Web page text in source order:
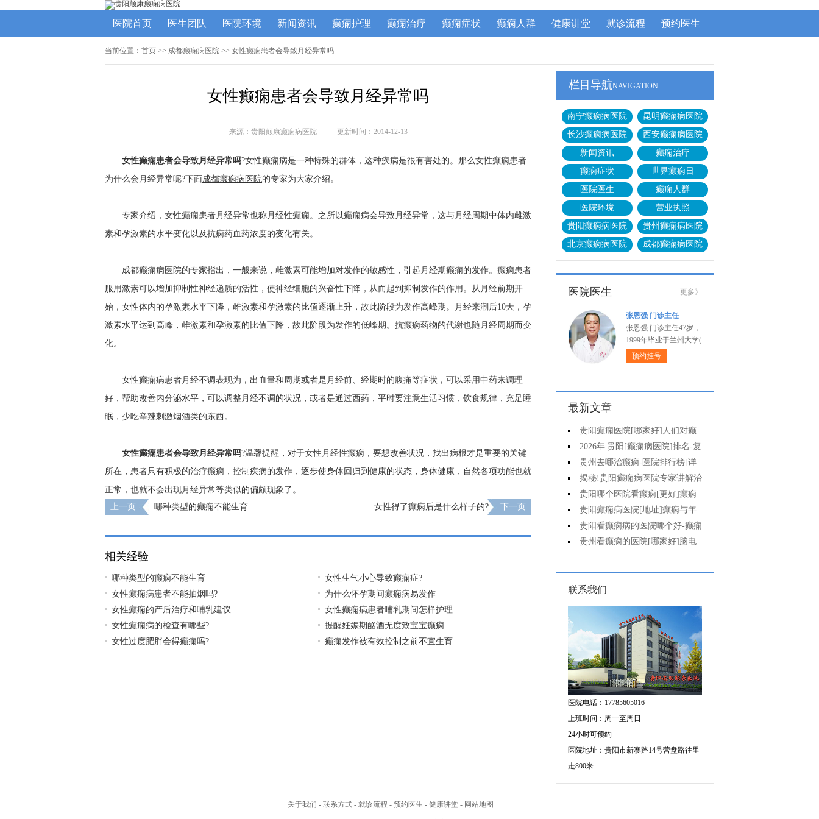
医院首页 医生团队 医院环境 新闻资讯 癫痫护理 癫痫治疗 癫痫症状 癫痫人群 健康讲堂 就诊流程 预约医生
当前位置： 首页 >> 成都癫痫病医院 >> 女性癫痫患者会导致月经异常吗
女性癫痫患者会导致月经异常吗
来源：贵阳颠康癫痫病医院 更新时间：2014-12-13
女性癫痫患者会导致月经异常吗?女性癫痫病是一种特殊的群体，这种疾病是很有害处的。那么女性癫痫患者
为什么会月经异常呢?下面成都癫痫病医院的专家为大家介绍。
专家介绍，女性癫痫患者月经异常也称月经性癫痫。之所以癫痫病会导致月经异常，这与月经周期中体内雌激
素和孕激素的水平变化以及抗痫药血药浓度的变化有关。
成都癫痫病医院的专家指出，一般来说，雌激素可能增加对发作的敏感性，引起月经期癫痫的发作。癫痫患者
服用激素可以增加抑制性神经递质的活性，使神经细胞的兴奋性下降，从而起到抑制发作的作用。从月经前期开
始，女性体内的孕激素水平下降，雌激素和孕激素的比值逐渐上升，故此阶段为发作高峰期。月经来潮后10天，孕
激素水平达到高峰，雌激素和孕激素的比值下降，故此阶段为发作的低峰期。抗癫痫药物的代谢也随月经周期而变
化。
女性癫痫病患者月经不调表现为，出血量和周期或者是月经前、经期时的腹痛等症状，可以采用中药来调理
好，帮助改善内分泌水平，可以调整月经不调的状况，或者是通过西药，平时要注意生活习惯，饮食规律，充足睡
眠，少吃辛辣刺激烟酒类的东西。
女性癫痫患者会导致月经异常吗?温馨提醒，对于女性月经性癫痫，要想改善状况，找出病根才是重要的关键
所在，患者只有积极的治疗癫痫，控制疾病的发作，逐步使身体回归到健康的状态，身体健康，自然各项功能也就
正常，也就不会出现月经异常等类似的偏颇现象了。
上一页
哪种类型的癫痫不能生育 女性得了癫痫后是什么样子的? 下一页
相关经验
哪种类型的癫痫不能生育
女性生气小心导致癫痫症?
女性癫痫病患者不能抽烟吗?
为什么怀孕期间癫痫病易发作
女性癫痫的产后治疗和哺乳建议
女性癫痫病患者哺乳期间怎样护理
女性癫痫病的检查有哪些?
提醒妊娠期酗酒无度致宝宝癫痫
女性过度肥胖会得癫痫吗?
癫痫发作被有效控制之前不宜生育
栏目导航NAVIGATION
南宁癫痫病医院
昆明癫痫病医院
长沙癫痫病医院
西安癫痫病医院
新闻资讯
癫痫治疗
癫痫症状
世界癫痫日
医院医生
癫痫人群
医院环境
营业执照
贵阳癫痫病医院
贵州癫痫病医院
北京癫痫病医院
成都癫痫病医院
医院医生 更多》
张恩强 门诊主任
张恩强 门诊主任47岁，
1999年毕业于兰州大学(
预约挂号
最新文章
贵阳癫痫医院[哪家好]人们对癫
痫的认识会出现哪些误区?
2026年|贵阳[癫痫病医院]排名-复
杂癫痫的早期症状是什么?
贵州去哪治癫痫-医院排行榜[详
细排名]癫痫对孩子有哪些影响?
揭秘!贵阳癫痫病医院专家讲解治
疗癫痫的有效方法有哪些?
贵阳哪个医院看癫痫[更好]癫痫
大发作有哪些症状?
贵阳癫痫病医院[地址]癫痫与年
龄有关吗?
贵阳看癫痫病的医院哪个好-癫痫
病发能强行喂药吗?
贵州看癫痫的医院[哪家好]脑电
图异常原因是什么?
联系我们
医院电话：17785605016
上班时间：周一至周日
24小时可预约
医院地址：贵阳市新寨路14号营盘路往里
走800米
关于我们 - 联系方式 - 就诊流程 - 预约医生 - 健康讲堂 - 网站地图